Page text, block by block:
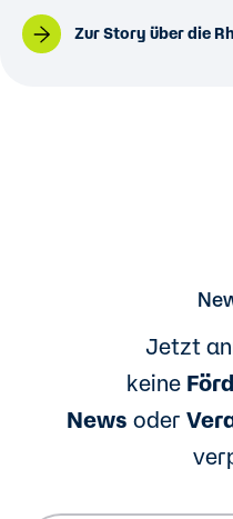
Zur Story über die
Jetzt
keine
News oder